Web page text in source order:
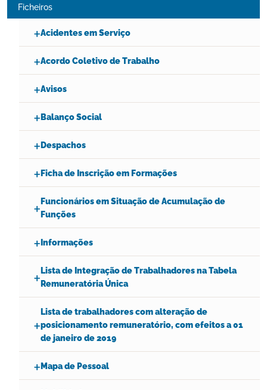
Ficheiros
Acidentes em Serviço
Acordo Coletivo de Trabalho
Avisos
Balanço Social
Despachos
Ficha de Inscrição em Formações
Funcionários em Situação de Acumulação de
Funções
Informações
Lista de Integração de Trabalhadores na Tabela
Remuneratória Única
Lista de trabalhadores com alteração de
posicionamento remuneratório, com efeitos a 01
de janeiro de 2019
Mapa de Pessoal